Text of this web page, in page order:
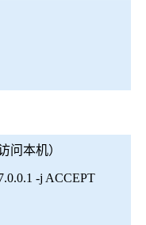
问本机）
-j ACCEPT